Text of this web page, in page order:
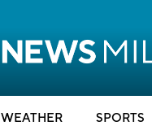
WEATHER SPORTS